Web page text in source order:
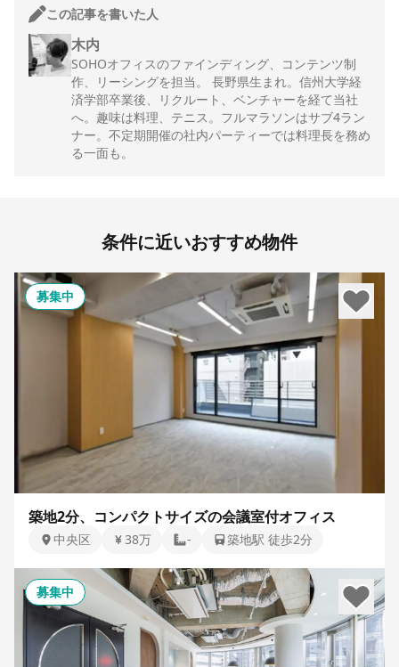
この記事を書いた人
木内
SOHOオフィスのファインディング、コンテンツ制
作、リーシングを担当。 長野県生まれ。信州大学経
済学部卒業後、リクルート、ベンチャーを経て当社
へ。趣味は料理、テニス。フルマラソンはサブ4ラン
ナー。不定期開催の社内パーティーでは料理長を務め
る一面も。
条件に近いおすすめ物件
募集中
築地2分、コンパクトサイズの会議室付オフィス
中央区 38万 - 築地駅 徒歩2分
募集中